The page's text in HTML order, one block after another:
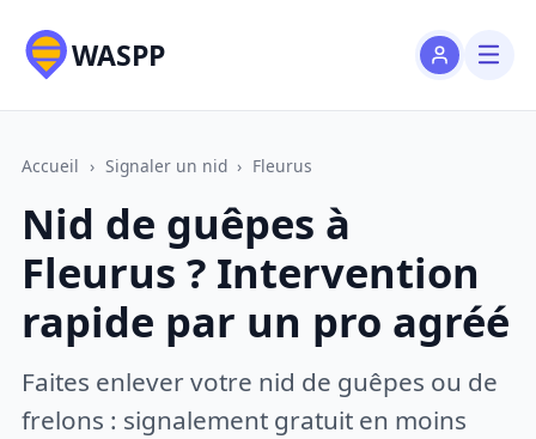
WASPP
Accueil › Signaler un nid › Fleurus
Nid de guêpes à
Fleurus ? Intervention
rapide par un pro agréé
Faites enlever votre nid de guêpes ou de
frelons : signalement gratuit en moins